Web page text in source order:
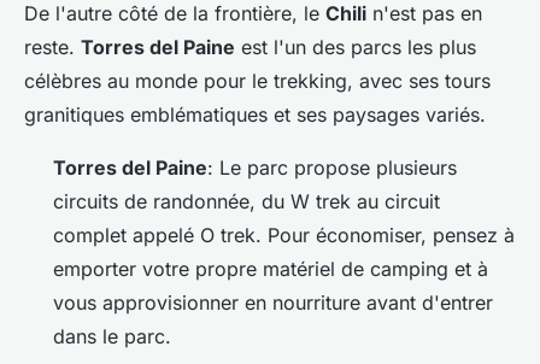
De l'autre côté de la frontière, le Chili n'est pas en
reste. Torres del Paine est l'un des parcs les plus
célèbres au monde pour le trekking, avec ses tours
granitiques emblématiques et ses paysages variés.
Torres del Paine: Le parc propose plusieurs
circuits de randonnée, du W trek au circuit
complet appelé O trek. Pour économiser, pensez à
emporter votre propre matériel de camping et à
vous approvisionner en nourriture avant d'entrer
dans le parc.